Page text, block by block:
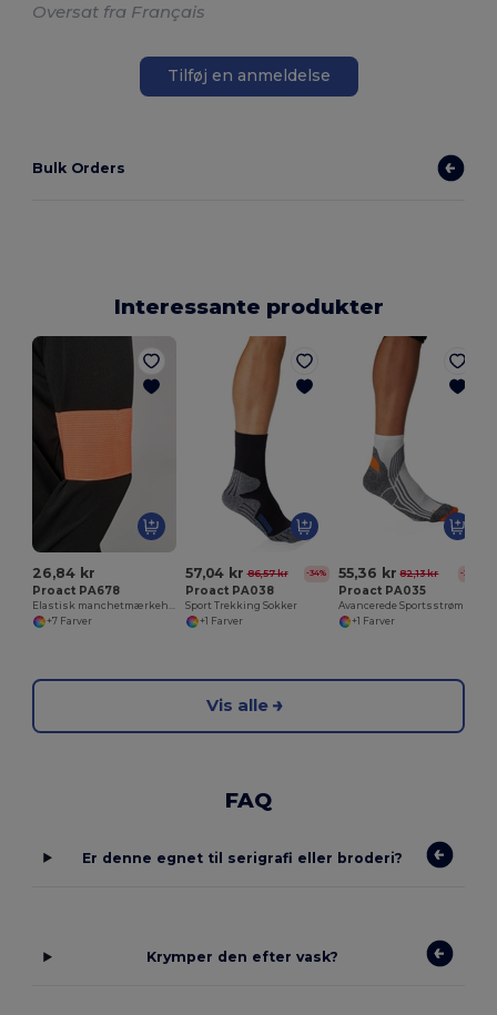
Oversat fra Français
Tilføj en anmeldelse
Bulk Orders
Interessante produkter
26,84 kr
Proact PA678
+7 Farver
57,04 kr 86,57 kr -34%
Proact PA038
Sport Trekking Sokker
+1 Farver
55,36 kr 82,13 kr -33%
Proact PA035
+1 Farver
Vis alle
FAQ
Er denne egnet til serigrafi eller broderi?
Krymper den efter vask?